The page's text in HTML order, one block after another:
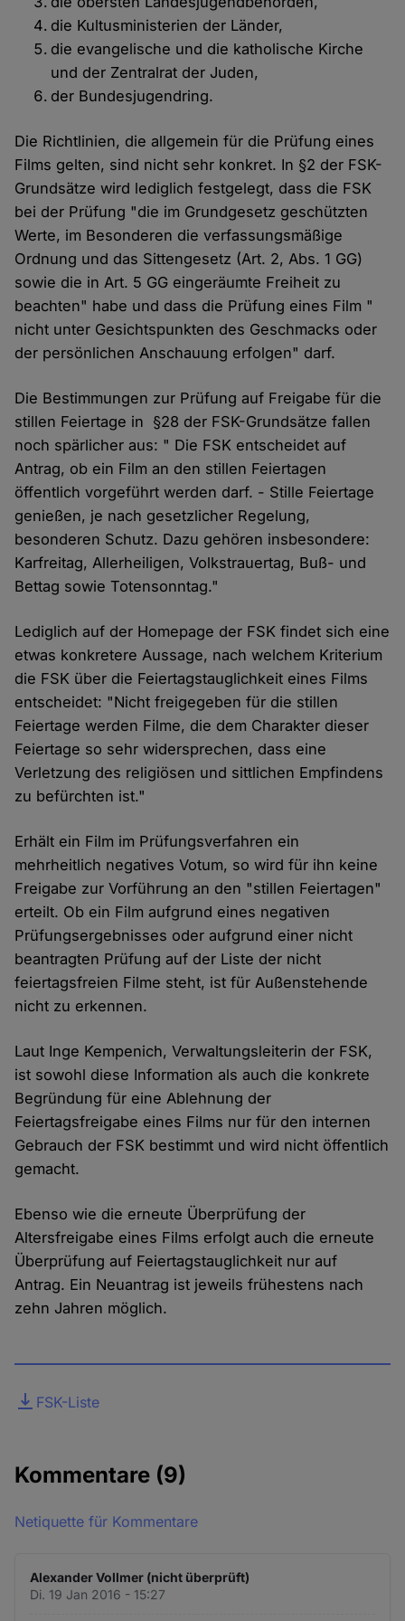
die Kultusministerien der Länder,
die evangelische und die katholische Kirche
und der Zentralrat der Juden,
der Bundesjugendring.
Die Richtlinien, die allgemein für die Prüfung eines
Films gelten, sind nicht sehr konkret. In §2 der FSK-
Grundsätze wird lediglich festgelegt, dass die FSK
bei der Prüfung "die im Grundgesetz geschützten
Werte, im Besonderen die verfassungsmäßige
Ordnung und das Sittengesetz (Art. 2, Abs. 1 GG)
sowie die in Art. 5 GG eingeräumte Freiheit zu
beachten" habe und dass die Prüfung eines Film "
nicht unter Gesichtspunkten des Geschmacks oder
der persönlichen Anschauung erfolgen" darf.
Die Bestimmungen zur Prüfung auf Freigabe für die
stillen Feiertage in §28 der FSK-Grundsätze fallen
noch spärlicher aus: " Die FSK entscheidet auf
Antrag, ob ein Film an den stillen Feiertagen
öffentlich vorgeführt werden darf. - Stille Feiertage
genießen, je nach gesetzlicher Regelung,
besonderen Schutz. Dazu gehören insbesondere:
Karfreitag, Allerheiligen, Volkstrauertag, Buß- und
Bettag sowie Totensonntag."
Lediglich auf der Homepage der FSK findet sich eine
etwas konkretere Aussage, nach welchem Kriterium
die FSK über die Feiertagstauglichkeit eines Films
entscheidet: "Nicht freigegeben für die stillen
Feiertage werden Filme, die dem Charakter dieser
Feiertage so sehr widersprechen, dass eine
Verletzung des religiösen und sittlichen Empfindens
zu befürchten ist."
Erhält ein Film im Prüfungsverfahren ein
mehrheitlich negatives Votum, so wird für ihn keine
Freigabe zur Vorführung an den "stillen Feiertagen"
erteilt. Ob ein Film aufgrund eines negativen
Prüfungsergebnisses oder aufgrund einer nicht
beantragten Prüfung auf der Liste der nicht
feiertagsfreien Filme steht, ist für Außenstehende
nicht zu erkennen.
Laut Inge Kempenich, Verwaltungsleiterin der FSK,
ist sowohl diese Information als auch die konkrete
Begründung für eine Ablehnung der
Feiertagsfreigabe eines Films nur für den internen
Gebrauch der FSK bestimmt und wird nicht öffentlich
gemacht.
Ebenso wie die erneute Überprüfung der
Altersfreigabe eines Films erfolgt auch die erneute
Überprüfung auf Feiertagstauglichkeit nur auf
Antrag. Ein Neuantrag ist jeweils frühestens nach
zehn Jahren möglich.
DateiFSK-Liste
Kommentare (9)
Netiquette für Kommentare
Alexander Vollmer (nicht überprüft)
Di. 19 Jan 2016 - 15:27